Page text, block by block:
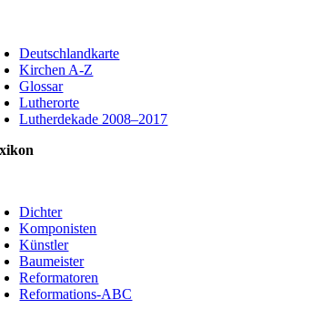
Deutschlandkarte
Kirchen A-Z
Glossar
Lutherorte
Lutherdekade 2008–2017
Dichter
Komponisten
Künstler
Baumeister
Reformatoren
Reformations-ABC